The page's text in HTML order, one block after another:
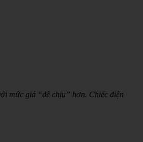
mức giá “dễ chịu” hơn. Chiếc điện